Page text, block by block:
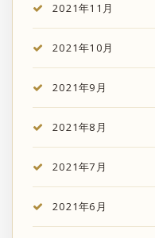
2021年11月
2021年10月
2021年9月
2021年8月
2021年7月
2021年6月